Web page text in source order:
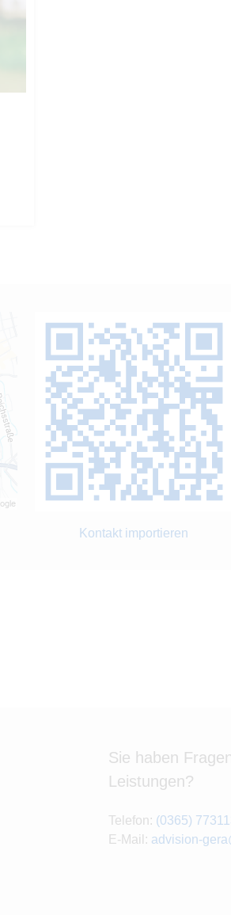
Kontakt importieren
Sie haben
Leistungen?
Telefon: (0365)
E-Mail: advision-